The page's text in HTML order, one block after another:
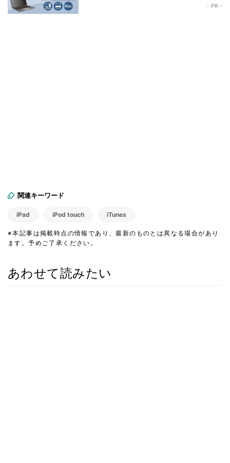
- PR -
関連キーワード
iPad iPod touch iTunes
※本記事は掲載時点の情報であり、最新のものとは異なる場合があり
ます。予めご了承ください。
あわせて読みたい